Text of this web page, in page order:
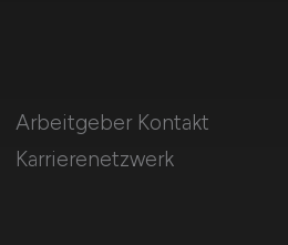
Arbeitgeber Kontakt
Karrierenetzwerk